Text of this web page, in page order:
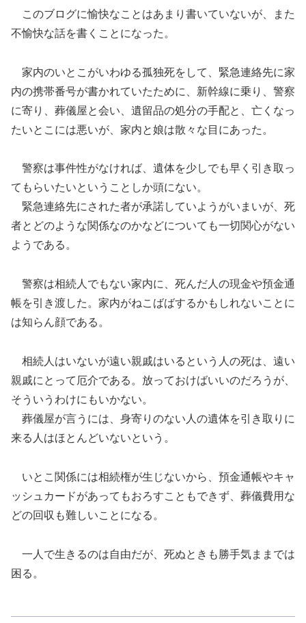
このブログに愉快なことはあまり書いていないが、また
不愉快な話を書くことになった。
家内のいとこがいわゆる孤独死をして、緊急連絡先に家
内の携帯番号が書かれていたために、新幹線に乗り、警察
に寄り、葬儀屋と会い、遺留品の処分の手配と、亡くなっ
たいとこには悪いが、家内と娘は散々な目にあった。
警察は事件性がなければ、遺体を少しでも早く引き取っ
てもらいたいということしか頭にない。
緊急連絡先にされた者が承諾していようがいまいが、死
者とどのような関係なのかなどについても一切関心がない
ようである。
警察は相続人でもない家内に、死んだ人の現金や預金通
帳を引き渡した。家内がねこばばするかもしれないことに
は知らん顔である。
相続人はいないが遠い親戚はいるという人の死は、遠い
親戚にとって厄介である。放っておけばいいのだろうが、
そういうわけにもいかない。
葬儀屋が言うには、身寄りのない人の遺体を引き取りに
来る人はほとんどいないという。
いとこ関係には相続権が生じないから、預金通帳やキャ
ッシュカードがあってもおろすこともできず、葬儀費用な
どの回収も難しいことになる。
一人で生きるのは自由だが、死ぬときも勝手気ままでは
困る。